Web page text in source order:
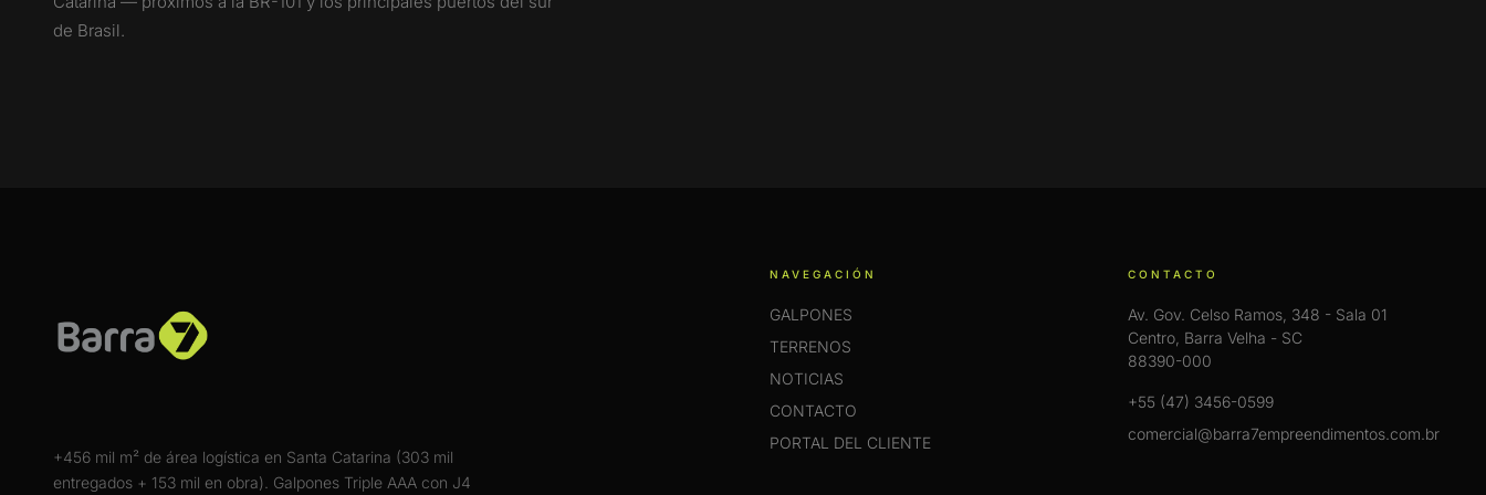
de Brasil.
+456 mil m² de área logística en Santa Catarina (303 mil
entregados + 153 mil en obra). Galpones Triple AAA con J4
NAVEGACIÓN
GALPONES
TERRENOS
NOTICIAS
CONTACTO
PORTAL DEL CLIENTE
CONTACTO
Av. Gov. Celso Ramos, 348 - Sala 01
Centro, Barra Velha - SC
88390-000
+55 (47) 3456-0599
comercial@barra7empreendimentos.com.br